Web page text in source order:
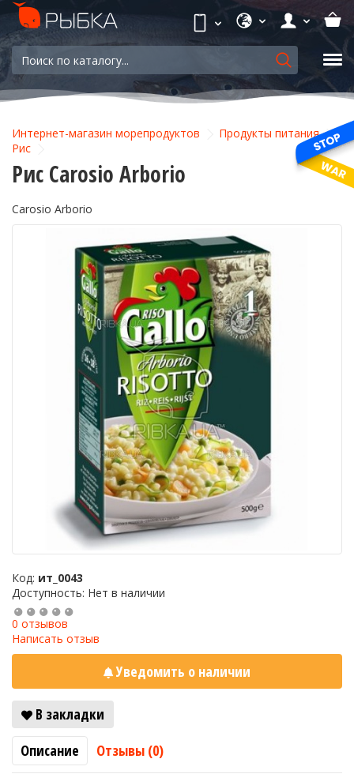
Интернет-магазин морепродуктов
Продукты питания
Рис
Рис Carosio Arborio
Carosio Arborio
Код: ит_0043
Доступность: Нет в наличии
0 отзывов
Написать отзыв
Уведомить о наличии
В закладки
Описание
Отзывы (0)